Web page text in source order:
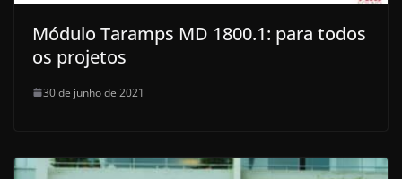
Módulo Taramps MD 1800.1: para todos
os projetos
30 de junho de 2021